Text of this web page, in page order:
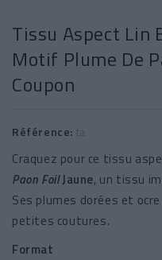
Tissu Aspect
Motif Plume De
Coupon
Référence:
Craquez pour ce tissu
Paon FoilJaune, un tissu
Ses plumes dorées et
petites coutures.
Format